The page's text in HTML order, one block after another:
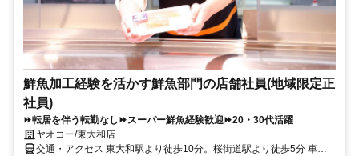
鮮魚加工経験を活かす鮮魚部門の店舗社員(地域限定正
社員)
⏩転居を伴う転勤なし⏩スーパー鮮魚経験歓迎⏩20・30代活躍
ヤオコー/東大和店
交通・アクセス 東大和駅より徒歩10分。桜街道駅より徒歩5分 車通